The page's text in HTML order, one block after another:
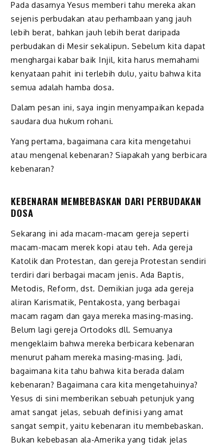
Pada dasarnya Yesus memberi tahu mereka akan
sejenis perbudakan atau perhambaan yang jauh
lebih berat, bahkan jauh lebih berat daripada
perbudakan di Mesir sekalipun. Sebelum kita dapat
menghargai kabar baik Injil, kita harus memahami
kenyataan pahit ini terlebih dulu, yaitu bahwa kita
semua adalah hamba dosa.
Dalam pesan ini, saya ingin menyampaikan kepada
saudara dua hukum rohani.
Yang pertama, bagaimana cara kita mengetahui
atau mengenal kebenaran? Siapakah yang berbicara
kebenaran?
KEBENARAN MEMBEBASKAN DARI PERBUDAKAN
DOSA
Sekarang ini ada macam-macam gereja seperti
macam-macam merek kopi atau teh. Ada gereja
Katolik dan Protestan, dan gereja Protestan sendiri
terdiri dari berbagai macam jenis. Ada Baptis,
Metodis, Reform, dst. Demikian juga ada gereja
aliran Karismatik, Pentakosta, yang berbagai
macam ragam dan gaya mereka masing-masing.
Belum lagi gereja Ortodoks dll. Semuanya
mengeklaim bahwa mereka berbicara kebenaran
menurut paham mereka masing-masing. Jadi,
bagaimana kita tahu bahwa kita berada dalam
kebenaran? Bagaimana cara kita mengetahuinya?
Yesus di sini memberikan sebuah petunjuk yang
amat sangat jelas, sebuah definisi yang amat
sangat sempit, yaitu kebenaran itu membebaskan.
Bukan kebebasan ala-Amerika yang tidak jelas